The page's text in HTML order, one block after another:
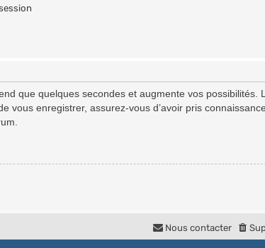
que quelques secondes et augmente vos possibilités.
enregistrer, assurez-vous d’avoir pris
Nous contacter